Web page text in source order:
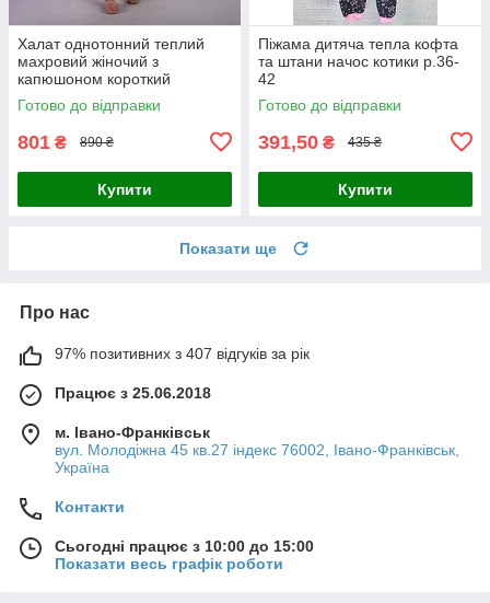
Халат однотонний теплий
махровий жіночий з
капюшоном короткий
молочний р.42-54
Готово до відправки
801 ₴ 890 ₴
Купити
Піжама дитяча тепла кофта
та штани начос котики р.36-
42
Готово до відправки
391,50 ₴ 435 ₴
Купити
Показати ще
Про нас
97% позитивних з 407 відгуків за рік
Працює з 25.06.2018
м. Івано-Франківськ
вул. Молодіжна 45 кв.27 індекс 76002, Івано-Франківськ,
Україна
Контакти
Сьогодні працює з 10:00 до 15:00
Показати весь графік роботи